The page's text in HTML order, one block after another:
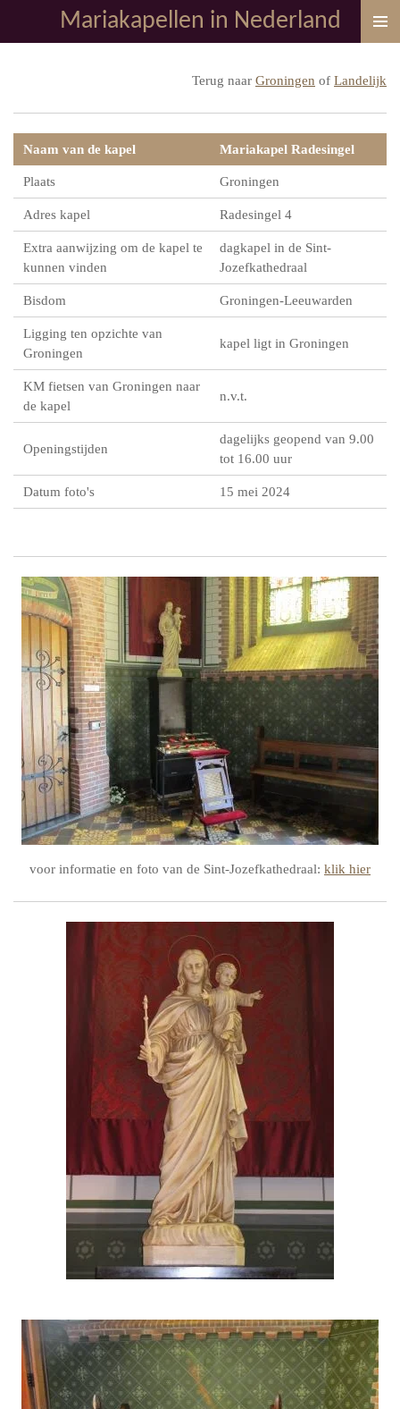
direct
Mariakapellen in Nederland
Terug naar Groningen of Landelijk
Naam van de kapel Mariakapel Radesingel
Plaats Groningen
Adres kapel Radesingel 4
Extra aanwijzing om de kapel te
kunnen vinden
dagkapel in de Sint-
Jozefkathedraal
Bisdom Groningen-Leeuwarden
Ligging ten opzichte van
Groningen
kapel ligt in Groningen
KM fietsen van Groningen naar
de kapel
n.v.t.
Openingstijden
dagelijks geopend van 9.00
tot 16.00 uur
Datum foto's 15 mei 2024
voor informatie en foto van de Sint-Jozefkathedraal: klik hier